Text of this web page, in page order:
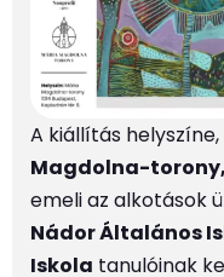
A kiállítás
Magdolna-torony,
emeli az alkotások
Nádor Általános
Iskola tanulóinak